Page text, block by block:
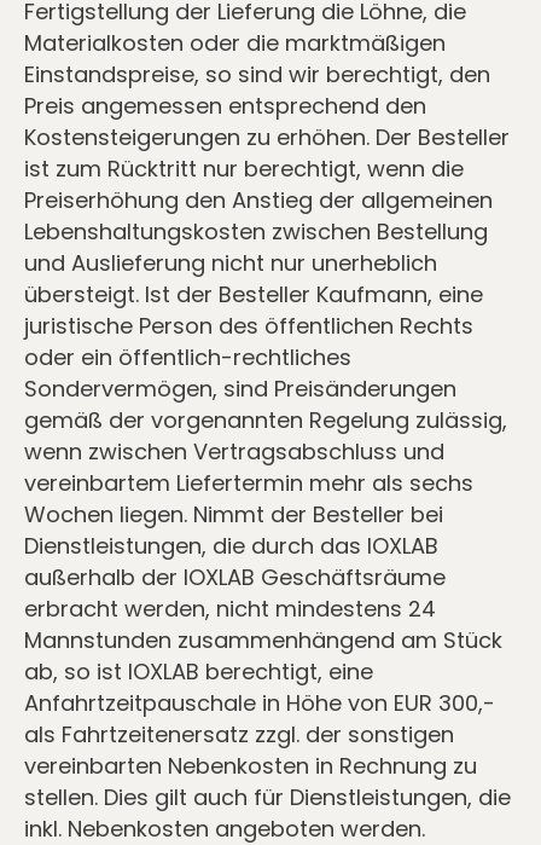
Fertigstellung der Lieferung die Löhne, die
Materialkosten oder die marktmäßigen
Einstandspreise, so sind wir berechtigt, den
Preis angemessen entsprechend den
Kostensteigerungen zu erhöhen. Der Besteller
ist zum Rücktritt nur berechtigt, wenn die
Preiserhöhung den Anstieg der allgemeinen
Lebenshaltungskosten zwischen Bestellung
und Auslieferung nicht nur unerheblich
übersteigt. Ist der Besteller Kaufmann, eine
juristische Person des öffentlichen Rechts
oder ein öffentlich-rechtliches
Sondervermögen, sind Preisänderungen
gemäß der vorgenannten Regelung zulässig,
wenn zwischen Vertragsabschluss und
vereinbartem Liefertermin mehr als sechs
Wochen liegen. Nimmt der Besteller bei
Dienstleistungen, die durch das IOXLAB
außerhalb der IOXLAB Geschäftsräume
erbracht werden, nicht mindestens 24
Mannstunden zusammenhängend am Stück
ab, so ist IOXLAB berechtigt, eine
Anfahrtzeitpauschale in Höhe von EUR 300,-
als Fahrtzeitenersatz zzgl. der sonstigen
vereinbarten Nebenkosten in Rechnung zu
stellen. Dies gilt auch für Dienstleistungen, die
inkl. Nebenkosten angeboten werden.